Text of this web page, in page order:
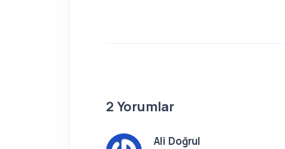
2 Yorumlar
Ali Doğrul